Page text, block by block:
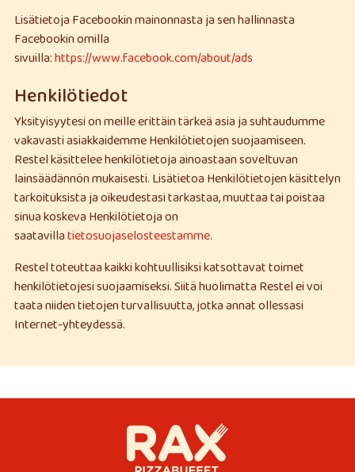
Lisätietoja Facebookin mainonnasta ja sen hallinnasta
Facebookin omilla
sivuilla:https://www.facebook.com/about/ads
Henkilötiedot
Yksityisyytesi on meille erittäin tärkeä asia ja suhtaudumme
vakavasti asiakkaidemme Henkilötietojen suojaamiseen.
Restel käsittelee henkilötietoja ainoastaan soveltuvan
lainsäädännön mukaisesti. Lisätietoa Henkilötietojen käsittelyn
tarkoituksista ja oikeudestasi tarkastaa, muuttaa tai poistaa
sinua koskeva Henkilötietoja on
saatavillatietosuojaselosteestamme.
Restel toteuttaa kaikki kohtuullisiksi katsottavat toimet
henkilötietojesi suojaamiseksi. Siitä huolimatta Restel ei voi
taata niiden tietojen turvallisuutta, jotka annat ollessasi
Internet-yhteydessä.